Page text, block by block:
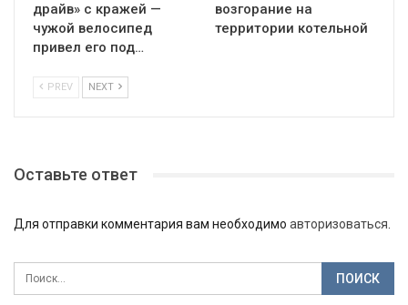
драйв» с кражей —
чужой велосипед
привел его под…
возгорание на
территории котельной
PREV NEXT
Оставьте ответ
Для отправки комментария вам необходимо авторизоваться